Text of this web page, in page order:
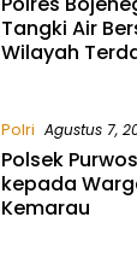
Tangki Air
Wilayah
Polri Agustus 7,
Polsek
kepada
Kemarau